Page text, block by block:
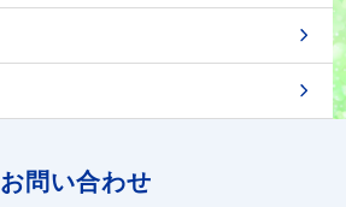
お問い合わせ